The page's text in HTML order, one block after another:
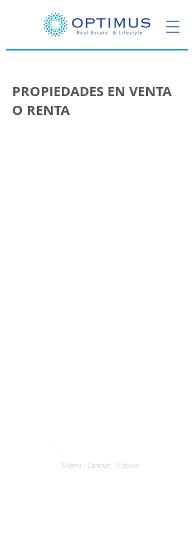
PROPIEDADES EN VENTA
O RENTA
Miami - Cancún - México